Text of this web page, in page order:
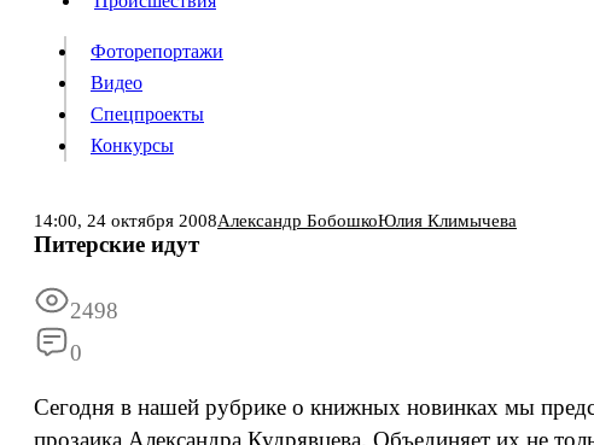
Видео
Конкурсы
Информация
Фоторепортажи
Видео
Спецпроекты
Конкурсы
14:00, 24 октября 2008Александр БобошкоЮлия Климычева
Питерские идут
2498
0
Сегодня в нашей рубрике о книжных новинках мы
прозаика Александра Кудрявцева. Объединяет их не